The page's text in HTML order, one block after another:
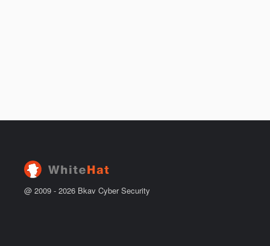
@ 2009 - 2026 Bkav Cyber Security